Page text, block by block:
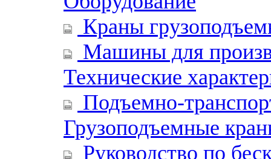
Краны
Машины для
Технические
Подъемно-
Грузоподъемные
Руководство по